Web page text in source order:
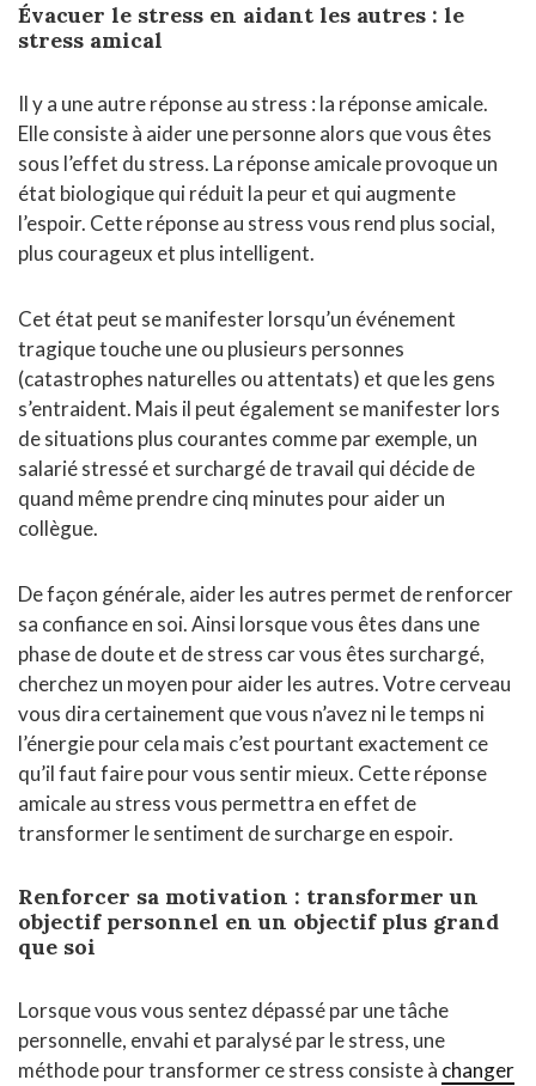
Évacuer le stress en aidant les autres : le
stress amical
Il y a une autre réponse au stress : la réponse amicale.
Elle consiste à aider une personne alors que vous êtes
sous l’effet du stress. La réponse amicale provoque un
état biologique qui réduit la peur et qui augmente
l’espoir. Cette réponse au stress vous rend plus social,
plus courageux et plus intelligent.
Cet état peut se manifester lorsqu’un événement
tragique touche une ou plusieurs personnes
(catastrophes naturelles ou attentats) et que les gens
s’entraident. Mais il peut également se manifester lors
de situations plus courantes comme par exemple, un
salarié stressé et surchargé de travail qui décide de
quand même prendre cinq minutes pour aider un
collègue.
De façon générale, aider les autres permet de renforcer
sa confiance en soi. Ainsi lorsque vous êtes dans une
phase de doute et de stress car vous êtes surchargé,
cherchez un moyen pour aider les autres. Votre cerveau
vous dira certainement que vous n’avez ni le temps ni
l’énergie pour cela mais c’est pourtant exactement ce
qu’il faut faire pour vous sentir mieux. Cette réponse
amicale au stress vous permettra en effet de
transformer le sentiment de surcharge en espoir.
Renforcer sa motivation : transformer un
objectif personnel en un objectif plus grand
que soi
Lorsque vous vous sentez dépassé par une tâche
personnelle, envahi et paralysé par le stress, une
méthode pour transformer ce stress consiste à changer